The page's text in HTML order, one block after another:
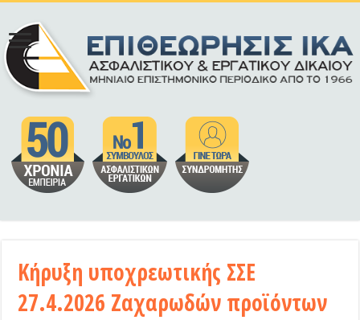
Κήρυξη υποχρεωτικής ΣΣΕ
27.4.2026 Ζαχαρωδών προϊόντων